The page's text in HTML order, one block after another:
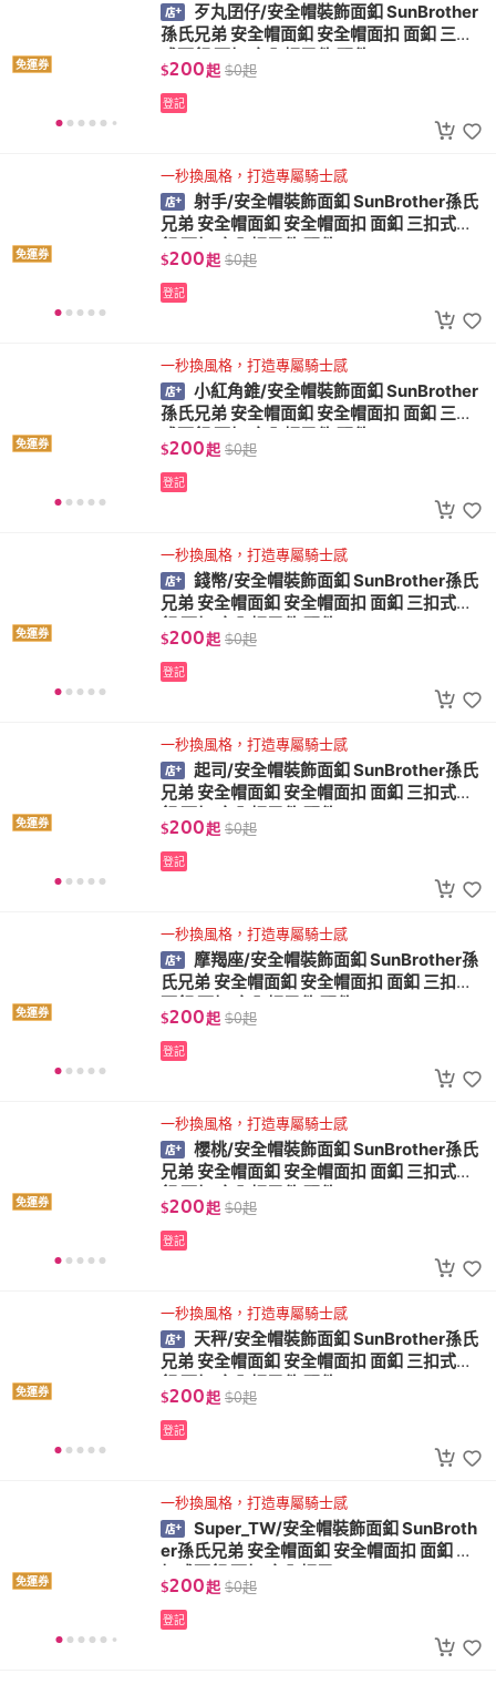
免運券
歹丸囝仔/安全帽裝飾面釦 SunBrother
孫氏兄弟 安全帽面釦 安全帽面扣 面釦 三扣
式面釦 面扣 安全帽零件 配件
$200起 $0起
登記
免運券
一秒換風格，打造專屬騎士感
射手/安全帽裝飾面釦 SunBrother孫氏
兄弟 安全帽面釦 安全帽面扣 面釦 三扣式面
釦 面扣 安全帽零件 配件
$200起 $0起
登記
免運券
一秒換風格，打造專屬騎士感
小紅角錐/安全帽裝飾面釦 SunBrother
孫氏兄弟 安全帽面釦 安全帽面扣 面釦 三扣
式面釦 面扣 安全帽零件 配件
$200起 $0起
登記
免運券
一秒換風格，打造專屬騎士感
錢幣/安全帽裝飾面釦 SunBrother孫氏
兄弟 安全帽面釦 安全帽面扣 面釦 三扣式面
釦 面扣 安全帽零件 配件
$200起 $0起
登記
免運券
一秒換風格，打造專屬騎士感
起司/安全帽裝飾面釦 SunBrother孫氏
兄弟 安全帽面釦 安全帽面扣 面釦 三扣式面
釦 面扣 安全帽零件 配件
$200起 $0起
登記
免運券
一秒換風格，打造專屬騎士感
摩羯座/安全帽裝飾面釦 SunBrother孫
氏兄弟 安全帽面釦 安全帽面扣 面釦 三扣式
面釦 面扣 安全帽零件 配件
$200起 $0起
登記
免運券
一秒換風格，打造專屬騎士感
櫻桃/安全帽裝飾面釦 SunBrother孫氏
兄弟 安全帽面釦 安全帽面扣 面釦 三扣式面
釦 面扣 安全帽零件 配件
$200起 $0起
登記
免運券
一秒換風格，打造專屬騎士感
天秤/安全帽裝飾面釦 SunBrother孫氏
兄弟 安全帽面釦 安全帽面扣 面釦 三扣式面
釦 面扣 安全帽零件 配件
$200起 $0起
登記
免運券
一秒換風格，打造專屬騎士感
Super_TW/安全帽裝飾面釦 SunBroth
er孫氏兄弟 安全帽面釦 安全帽面扣 面釦 三
扣式面釦 面扣 安全帽零
$200起 $0起
登記